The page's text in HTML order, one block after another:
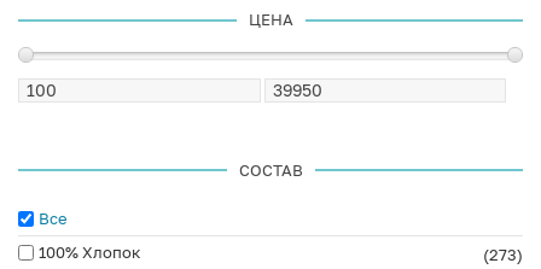
ЦЕНА
СОСТАВ
Все
100% Хлопок
(273)